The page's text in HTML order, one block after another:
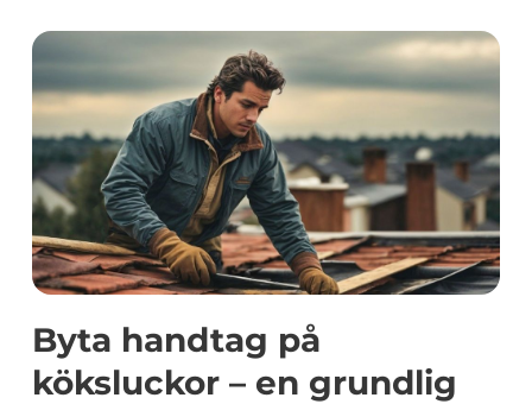
Byta handtag på
köksluckor – en grundlig